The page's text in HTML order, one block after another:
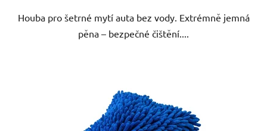
Houba pro šetrné mytí auta bez vody. Extrémně jemná
pěna – bezpečné čištění....